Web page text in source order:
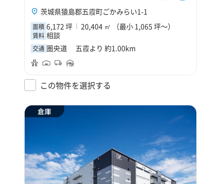
茨城県猿島郡五霞町ごかみらい1-1
面積 6,172 坪 20,404 ㎡ （最小 1,065 坪～）
賃料 相談
交通 圏央道 五霞より 約1.00km
この物件を選択する
倉庫